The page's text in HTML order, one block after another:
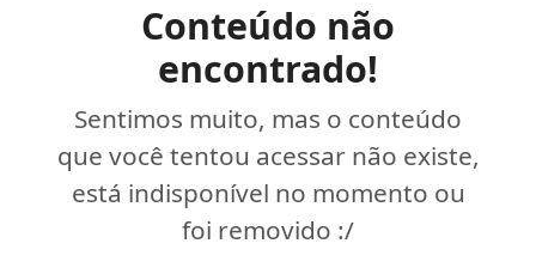
Conteúdo não
encontrado!
Sentimos muito, mas o conteúdo
que você tentou acessar não existe,
está indisponível no momento ou
foi removido :/